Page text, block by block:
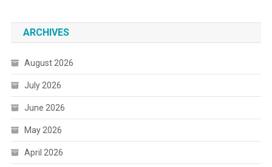
ARCHIVES
August 2026
July 2026
June 2026
May 2026
April 2026